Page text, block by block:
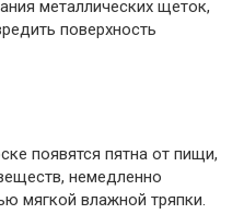
металлических щеток,
поверхность
появятся пятна от пищи,
немедленно
мягкой влажной тряпки.